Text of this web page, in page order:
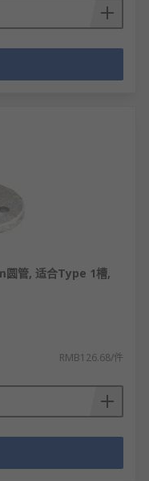
圆管, 适合Type 1槽,
RMB126.68/件